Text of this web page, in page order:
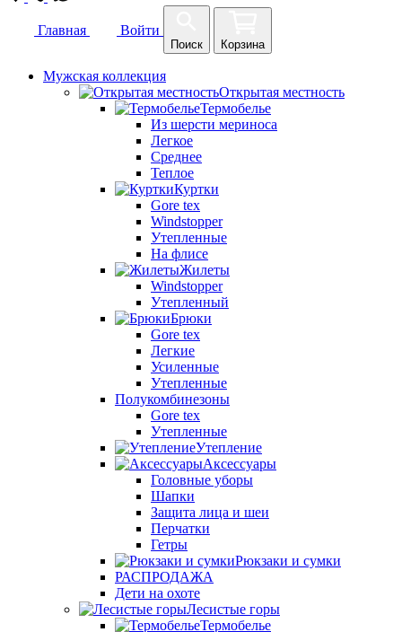
Главная Войти
Поиск Корзина
Мужская коллекция
Открытая местность
Термобелье
Из шерсти мериноса
Легкое
Среднее
Теплое
Куртки
Gore tex
Windstopper
Утепленные
На флисе
Жилеты
Windstopper
Утепленный
Брюки
Gore tex
Легкие
Усиленные
Утепленные
Полукомбинезоны
Gore tex
Утепленные
Утепление
Аксессуары
Головные уборы
Шапки
Защита лица и шеи
Перчатки
Гетры
Рюкзаки и сумки
РАСПРОДАЖА
Дети на охоте
Лесистые горы
Термобелье